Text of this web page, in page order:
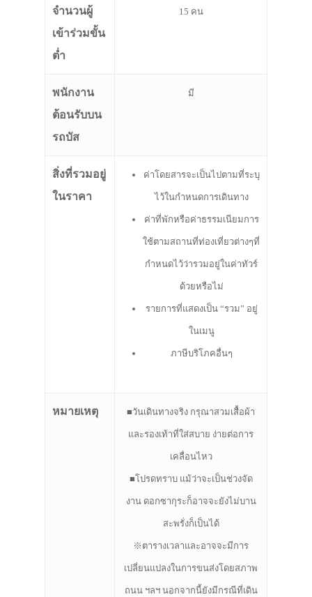
จำนวนผู้
เข้าร่วมขั้น
ต่ำ
15 คน
พนักงาน
ต้อนรับบน
รถบัส
มี
สิ่งที่รวมอยู่
ในราคา
ค่าโดยสารจะเป็นไปตามที่ระบุ
ไว้ในกำหนดการเดินทาง
ค่าที่พักหรือค่าธรรมเนียมการ
ใช้ตามสถานที่ท่องเที่ยวต่างๆที่
กำหนดไว้ว่ารวมอยู่ในค่าทัวร์
ด้วยหรือไม่
รายการที่แสดงเป็น “รวม” อยู่
ในเมนู
ภาษีบริโภคอื่นๆ
หมายเหตุ ■วันเดินทางจริง กรุณาสวมเสื้อผ้า
และรองเท้าที่ใส่สบาย ง่ายต่อการ
เคลื่อนไหว
■โปรดทราบ แม้ว่าจะเป็นช่วงจัด
งาน ดอกซากุระก็อาจจะยังไม่บาน
สะพรั่งก็เป็นได้
※ตารางเวลาและอาจจะมีการ
เปลี่ยนแปลงในการขนส่งโดยสภาพ
ถนน ฯลฯ นอกจากนี้ยังมีกรณีที่เดิน